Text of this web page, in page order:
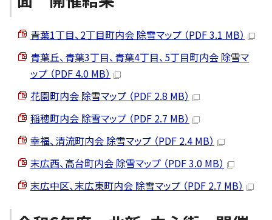
青葉1丁目、2丁目町内会 除雪マップ （PDF 3.1 MB）
青葉丘、青葉3丁目、青葉4丁目、5丁目町内会 除雪マ
ップ （PDF 4.0 MB）
花園町内会 除雪マップ （PDF 2.8 MB）
稲穂町内会 除雪マップ （PDF 2.7 MB）
幸福、清流町内会 除雪マップ （PDF 2.4 MB）
末広西、高台町内会 除雪マップ （PDF 3.0 MB）
末広中区、末広東町内会 除雪マップ （PDF 2.7 MB）